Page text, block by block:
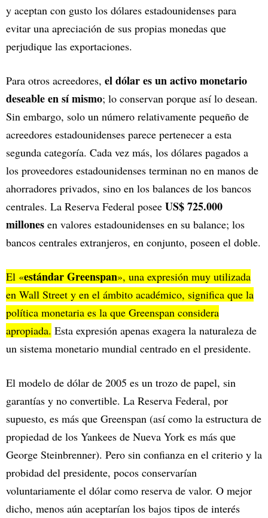
y aceptan con gusto los dólares estadounidenses para
evitar una apreciación de sus propias monedas que
perjudique las exportaciones.
Para otros acreedores, el dólar es un activo monetario
deseable en sí mismo; lo conservan porque así lo desean.
Sin embargo, solo un número relativamente pequeño de
acreedores estadounidenses parece pertenecer a esta
segunda categoría. Cada vez más, los dólares pagados a
los proveedores estadounidenses terminan no en manos de
ahorradores privados, sino en los balances de los bancos
centrales. La Reserva Federal posee US$ 725.000
millones en valores estadounidenses en su balance; los
bancos centrales extranjeros, en conjunto, poseen el doble.
El «estándar Greenspan», una expresión muy utilizada
en Wall Street y en el ámbito académico, significa que la
política monetaria es la que Greenspan considera
apropiada. Esta expresión apenas exagera la naturaleza de
un sistema monetario mundial centrado en el presidente.
El modelo de dólar de 2005 es un trozo de papel, sin
garantías y no convertible. La Reserva Federal, por
supuesto, es más que Greenspan (así como la estructura de
propiedad de los Yankees de Nueva York es más que
George Steinbrenner). Pero sin confianza en el criterio y la
probidad del presidente, pocos conservarían
voluntariamente el dólar como reserva de valor. O mejor
dicho, menos aún aceptarían los bajos tipos de interés